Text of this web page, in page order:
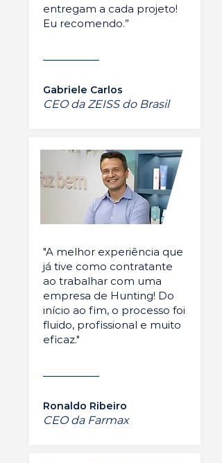
entregam a cada projeto!
Eu recomendo.”
Gabriele Carlos
CEO da ZEISS do Brasil
"A melhor experiência que
já tive como contratante
ao trabalhar com uma
empresa de Hunting! Do
início ao fim, o processo foi
fluido, profissional e muito
eficaz."
Ronaldo Ribeiro
CEO da Farmax